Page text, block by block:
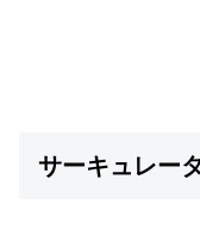
サーキュレー